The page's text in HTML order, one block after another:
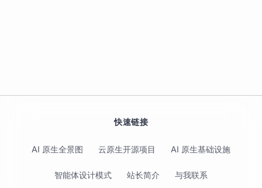
快速链接
AI 原生全景图 云原生开源项目 AI 原生基础设施
智能体设计模式 站长简介 与我联系